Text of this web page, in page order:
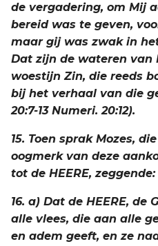
de vergadering, om Mij
bereid was te geven,
maar gij was zwak in
Dat zijn de wateren van
woestijn Zin, die reeds
bij het verhaal van die
20:7-13 Numeri. 20:12).
15. Toen sprak Mozes,
oogmerk van deze
tot de HEERE, zeggende:
16. a) Dat de HEERE, de
alle vlees, die aan alle
en adem geeft, en ze